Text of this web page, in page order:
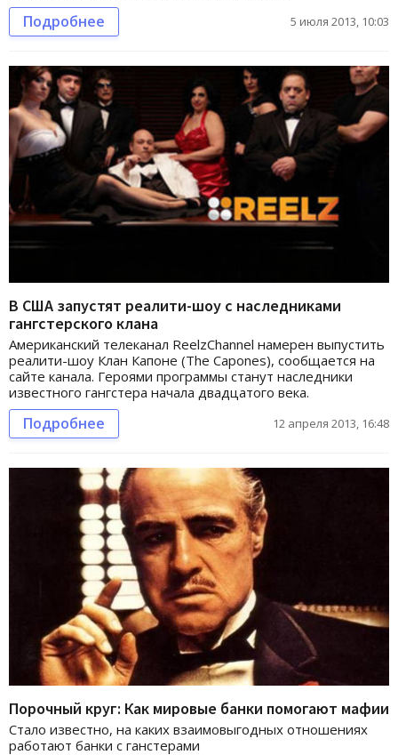
Подробнее 5 июля 2013, 10:03
В США запустят реалити-шоу с наследниками
гангстерского клана
Американский телеканал ReelzChannel намерен выпустить
реалити-шоу Клан Капоне (The Capones), сообщается на
сайте канала. Героями программы станут наследники
известного гангстера начала двадцатого века.
Подробнее 12 апреля 2013, 16:48
Порочный круг: Как мировые банки помогают мафии
Стало известно, на каких взаимовыгодных отношениях
работают банки с ганстерами